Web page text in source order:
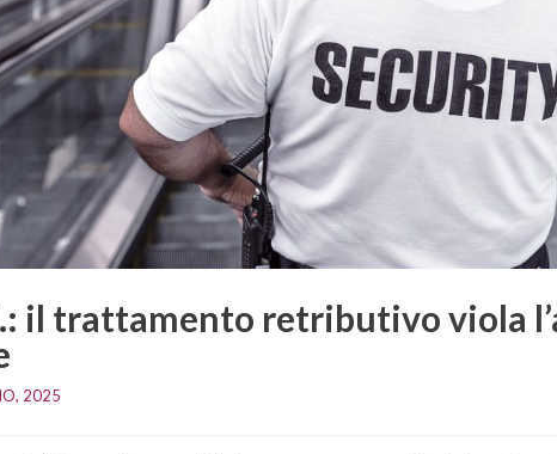
il trattamento retributivo viola
2025